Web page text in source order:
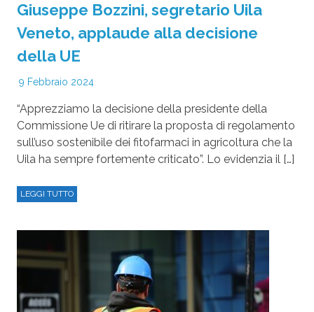
Giuseppe Bozzini, segretario Uila
Veneto, applaude alla decisione
della UE
9 Febbraio 2024
“Apprezziamo la decisione della presidente della
Commissione Ue di ritirare la proposta di regolamento
sull’uso sostenibile dei fitofarmaci in agricoltura che la
Uila ha sempre fortemente criticato”. Lo evidenzia il […]
LEGGI TUTTO